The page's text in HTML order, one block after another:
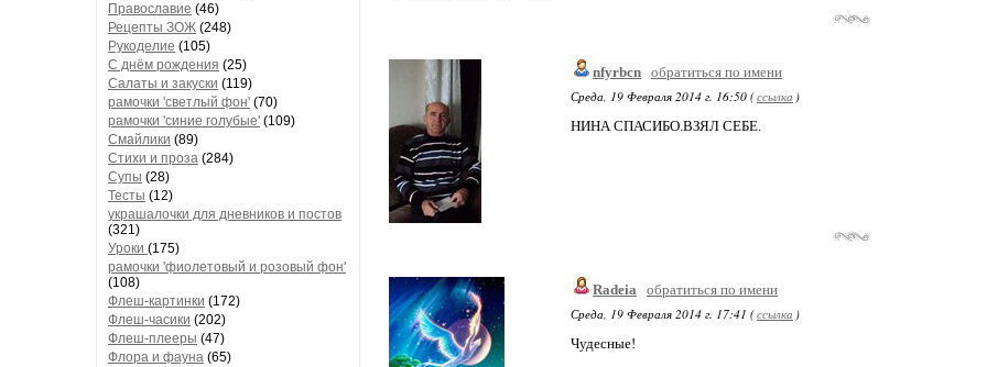
Православие (46)
Рецепты ЗОЖ (248)
Рукоделие (105)
С днём рождения (25)
Салаты и закуски (119)
рамочки 'светлый фон' (70)
рамочки 'синие голубые' (109)
Смайлики (89)
Стихи и проза (284)
Супы (28)
Тесты (12)
украшалочки для дневников и постов
(321)
Уроки (175)
рамочки 'фиолетовый и розовый фон'
(108)
Флеш-картинки (172)
Флеш-часики (202)
Флеш-плееры (47)
Флора и фауна (65)
nfyrbcn обратиться по имени
Среда, 19 Февраля 2014 г. 16:50 (ссылка )
НИНА СПАСИБО.ВЗЯЛ СЕБЕ.
Radeia
обратиться по имени
Среда, 19 Февраля 2014 г. 17:41 (ссылка )
Чудесные!